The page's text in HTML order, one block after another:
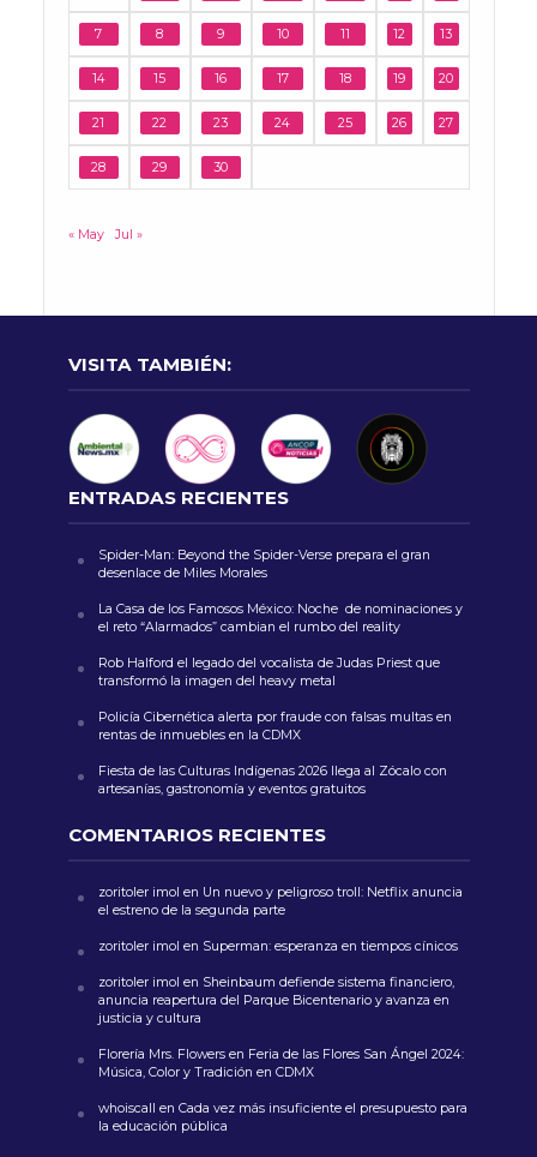
7 8 9 10 11 12 13
14 15 16 17 18 19 20
21 22 23 24 25 26 27
28 29 30
« May Jul »
VISITA TAMBIÉN:
ENTRADAS RECIENTES
Spider-Man: Beyond the Spider-Verse prepara el gran
desenlace de Miles Morales
La Casa de los Famosos México: Noche de nominaciones y
el reto “Alarmados” cambian el rumbo del reality
Rob Halford el legado del vocalista de Judas Priest que
transformó la imagen del heavy metal
Policía Cibernética alerta por fraude con falsas multas en
rentas de inmuebles en la CDMX
Fiesta de las Culturas Indígenas 2026 llega al Zócalo con
artesanías, gastronomía y eventos gratuitos
COMENTARIOS RECIENTES
zoritoler imol en Un nuevo y peligroso troll: Netflix anuncia
el estreno de la segunda parte
zoritoler imol en Superman: esperanza en tiempos cínicos
zoritoler imol en Sheinbaum defiende sistema financiero,
anuncia reapertura del Parque Bicentenario y avanza en
justicia y cultura
Florería Mrs. Flowersen Feria de las Flores San Ángel 2024:
Música, Color y Tradición en CDMX
whoiscall en Cada vez más insuficiente el presupuesto para
la educación pública